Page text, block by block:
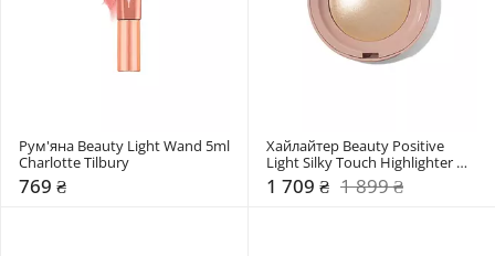
Рум'яна Beauty Light Wand 5ml
Charlotte Tilbury
769 ₴
Хайлайтер Beauty Positive
Light Silky Touch Highlighter
Rare Beauty
1 709 ₴ 1 899 ₴